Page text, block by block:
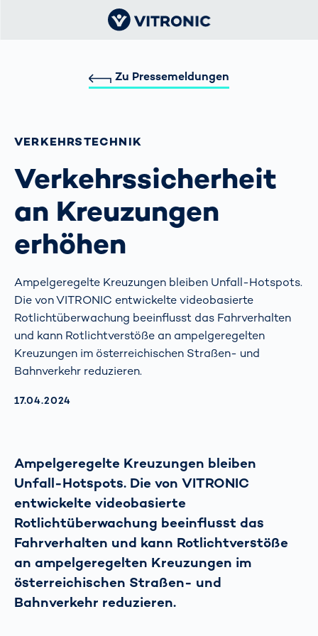
Zu Pressemeldungen
VERKEHRS­TECHNIK
Verkehrssicherheit
an Kreuzungen
erhöhen
Ampelgeregelte Kreuzungen bleiben Unfall-Hotspots.
Die von VITRONIC entwickelte videobasierte
Rotlichtüberwachung beeinflusst das Fahrverhalten
und kann Rotlichtverstöße an ampelgeregelten
Kreuzungen im österreichischen Straßen- und
Bahnverkehr reduzieren.
AKTUALISIERT AM:
17.04.2024
Ampelgeregelte Kreuzungen bleiben
Unfall-Hotspots. Die von VITRONIC
entwickelte videobasierte
Rotlichtüberwachung beeinflusst das
Fahrverhalten und kann Rotlichtverstöße
an ampelgeregelten Kreuzungen im
österreichischen Straßen- und
Bahnverkehr reduzieren.